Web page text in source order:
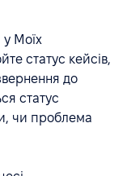
у Моїх
статус кейсів,
до
статус
чи проблема